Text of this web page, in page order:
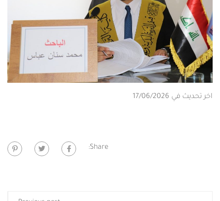
اخر تحديث في 17/06/2026
Share: